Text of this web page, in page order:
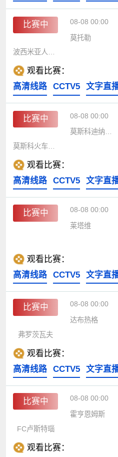
比赛中 08-08 00:00
莫托勒
波西米亚人1905 B队
观看比赛：
高清线路
CCTV5 文字直
比赛中 08-08 00:00
莫斯科迪纳摩青年队
观看比赛：
高清线路
CCTV5 文字直
比赛中 08-08 00:00
莱塔维
观看比赛：
高清线路
CCTV5 文字直
比赛中 08-08 00:00
达布热格
弗罗茨瓦夫
观看比赛：
高清线路
CCTV5 文字直
比赛中 08-08 00:00
霍亨恩姆斯
FC卢斯特瑙
观看比赛：